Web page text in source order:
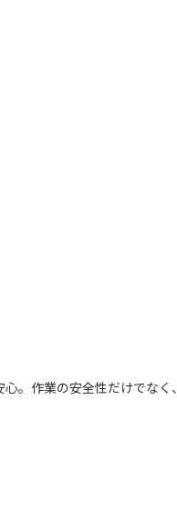
。作業の安全性だけでなく、